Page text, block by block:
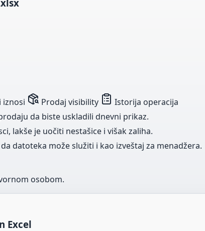
iznosi Prodaj visibility
Istorija operacija
da biste uskladili dnevni prikaz.
lakše je uočiti nestašice i višak zaliha.
datoteka može služiti i kao izveštaj za menadžera.
osobom.
Excel